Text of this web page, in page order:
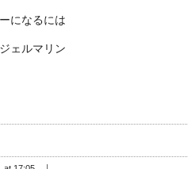
になるには
ェルマリン